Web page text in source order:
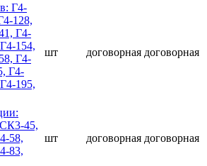
Г4-
128,
Г4-
154,
Г4-
Г4-
195,
шт договорная договорная
45,
58,
83,
шт договорная договорная